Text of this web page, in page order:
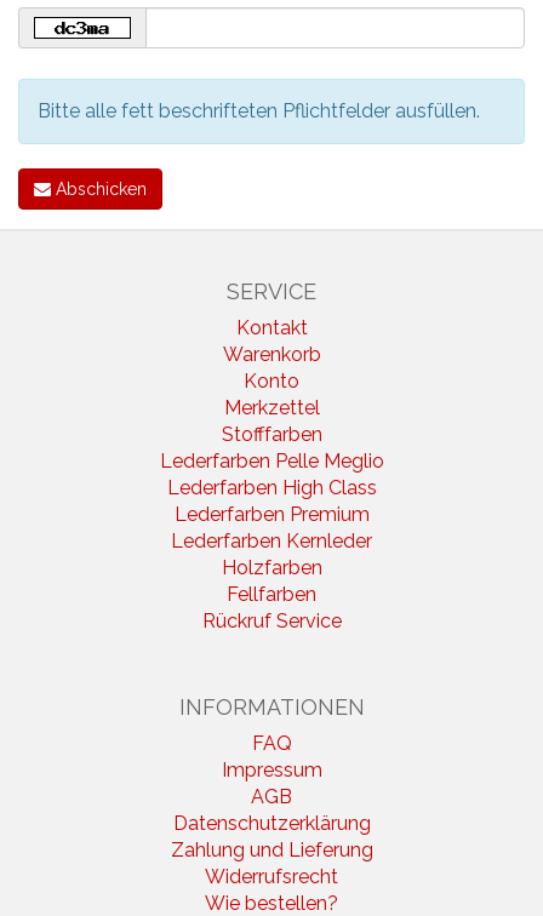
Bitte alle fett beschrifteten Pflichtfelder ausfüllen.
Abschicken
SERVICE
Kontakt
Warenkorb
Konto
Merkzettel
Stofffarben
Lederfarben Pelle Meglio
Lederfarben High Class
Lederfarben Premium
Lederfarben Kernleder
Holzfarben
Fellfarben
Rückruf Service
INFORMATIONEN
FAQ
Impressum
AGB
Datenschutzerklärung
Zahlung und Lieferung
Widerrufsrecht
Wie bestellen?